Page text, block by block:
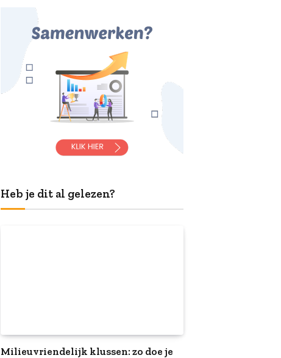
Heb je dit al gelezen?
Milieuvriendelijk klussen: zo doe je